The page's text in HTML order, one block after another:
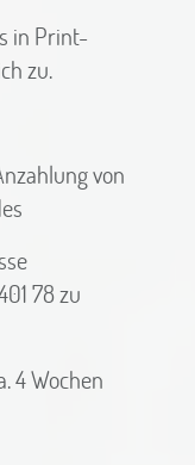
in Print-
zu.
von
78 zu
4 Wochen